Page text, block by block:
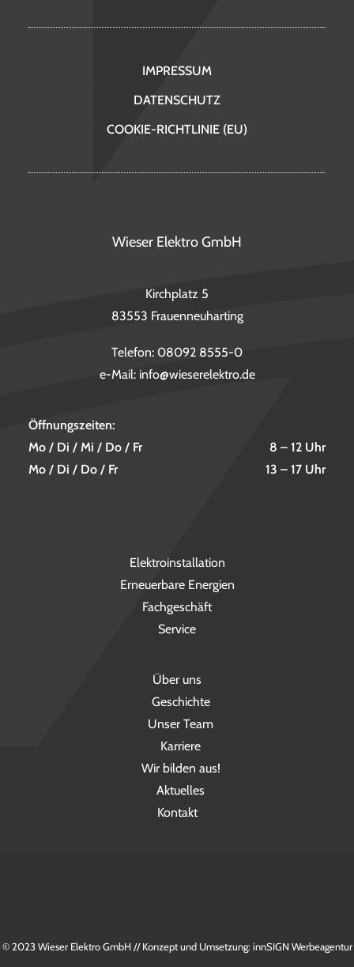
IMPRESSUM
DATENSCHUTZ
COOKIE-RICHTLINIE (EU)
Wieser Elektro GmbH
Kirchplatz 5
83553 Frauenneuharting
Telefon: 08092 8555-0
e-Mail: info@wieserelektro.de
Öffnungszeiten:
Mo / Di / Mi / Do / Fr
8 – 12 Uhr
Mo / Di / Do / Fr
13 – 17 Uhr
Elektroinstallation
Erneuerbare Energien
Fachgeschäft
Service
Über uns
Geschichte
Unser Team
Karriere
Wir bilden aus!
Aktuelles
Kontakt
© 2023 Wieser Elektro GmbH // Konzept und Umsetzung: innSIGN Werbeagentur